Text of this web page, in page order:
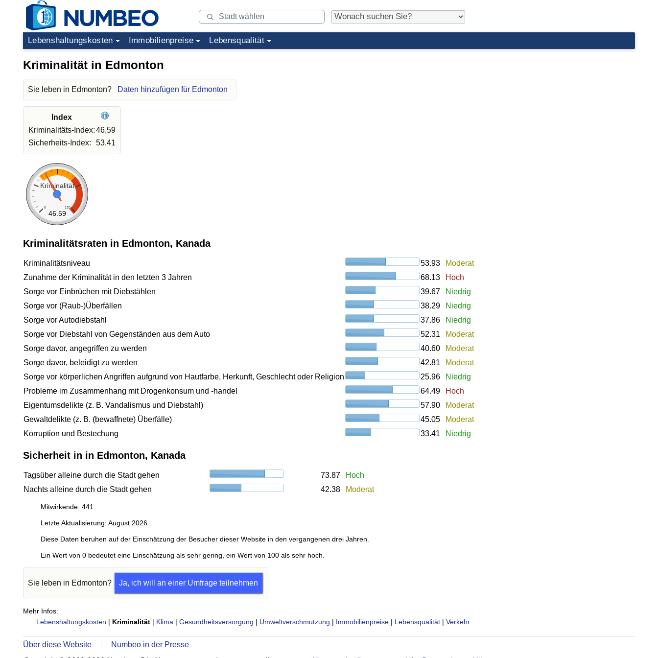
Lebenshaltungskosten Immobilienpreise Lebensqualität
Kriminalität in Edmonton
Sie leben in Edmonton? Daten hinzufügen für Edmonton
Index
Kriminalitäts-Index:46,59
Sicherheits-Index:
53,41
Kriminalität
0 120
46.59
Kriminalitätsraten in Edmonton, Kanada
Kriminalitätsniveau 53.93
Moderat
Zunahme der Kriminalität in den letzten 3 Jahren
68.13
Hoch
Sorge vor Einbrüchen mit Diebstählen
39.67
Niedrig
Sorge vor (Raub-)Überfällen
38.29
Niedrig
Sorge vor Autodiebstahl
37.86
Niedrig
Sorge vor Diebstahl von Gegenständen aus dem Auto
52.31
Moderat
Sorge davor, angegriffen zu werden
40.60
Moderat
Sorge davor, beleidigt zu werden
42.81
Moderat
Sorge vor körperlichen Angriffen aufgrund von Hautfarbe, Herkunft, Geschlecht oder Religion
25.96
Niedrig
Probleme im Zusammenhang mit Drogenkonsum und -handel
64.49
Hoch
Eigentumsdelikte (z. B. Vandalismus und Diebstahl)
57.90
Moderat
Gewaltdelikte (z. B. (bewaffnete) Überfälle)
45.05
Moderat
Korruption und Bestechung
33.41 Niedrig
Sicherheit in in Edmonton, Kanada
Tagsüber alleine durch die Stadt gehen 73.87
Hoch
Nachts alleine durch die Stadt gehen
42.38 Moderat
Mitwirkende: 441
Letzte Aktualisierung: August 2026
Diese Daten beruhen auf der Einschätzung der Besucher dieser Website in den vergangenen drei Jahren.
Ein Wert von 0 bedeutet eine Einschätzung als sehr gering, ein Wert von 100 als sehr hoch.
Sie leben in Edmonton? Ja, ich will an einer Umfrage teilnehmen
Mehr Infos:
Lebenshaltungskosten | Kriminalität | Klima | Gesundheitsversorgung | Umweltverschmutzung | Immobilienpreise | Lebensqualität | Verkehr
Über diese Website
Numbeo in der Presse